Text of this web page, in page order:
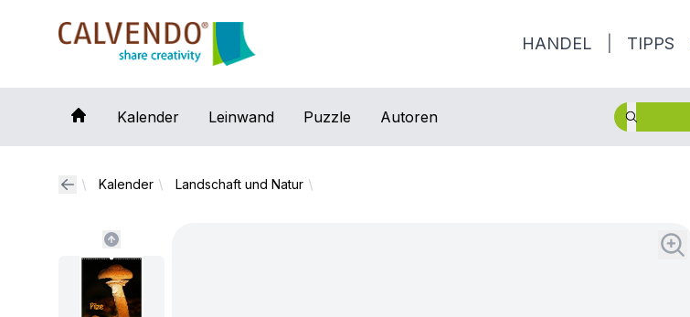
Calvendo
HANDEL TIPPS
Kalender Leinwand Puzzle Autoren
Kalender Landschaft und Natur